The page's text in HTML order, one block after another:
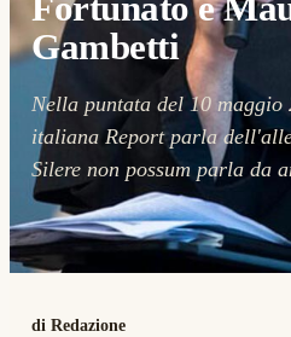
Gambetti
Nella puntata del 10 maggio
italiana Report parla
Silere non possum parla da
di Redazione